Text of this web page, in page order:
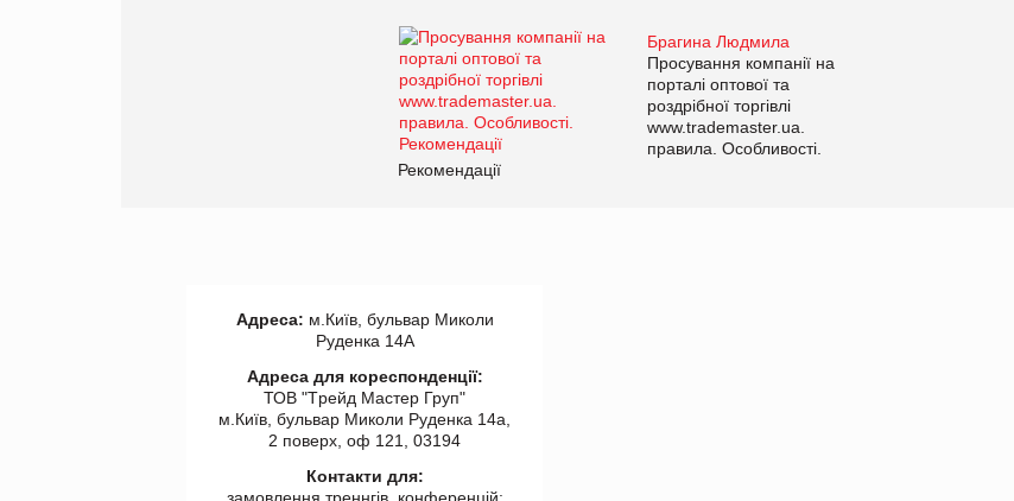
Брагина Людмила
Просування компанії на
порталі оптової та
роздрібної торгівлі
www.trademaster.ua.
правила. Особливості.
Рекомендації
Адреса: м.Київ, бульвар Миколи
Руденка 14А
Адреса для кореспонденції:
ТОВ "Tрейд Мастер Груп"
м.Київ, бульвар Миколи Руденка 14а,
2 поверх, оф 121, 03194
Контакти для: